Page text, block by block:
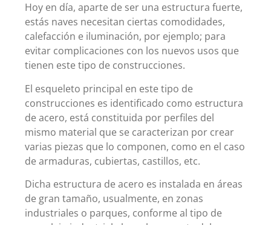
Hoy en día, aparte de ser una estructura fuerte,
estás naves necesitan ciertas comodidades,
calefacción e iluminación, por ejemplo; para
evitar complicaciones con los nuevos usos que
tienen este tipo de construcciones.
El esqueleto principal en este tipo de
construcciones es identificado como estructura
de acero, está constituida por perfiles del
mismo material que se caracterizan por crear
varias piezas que lo componen, como en el caso
de armaduras, cubiertas, castillos, etc.
Dicha estructura de acero es instalada en áreas
de gran tamaño, usualmente, en zonas
industriales o parques, conforme al tipo de